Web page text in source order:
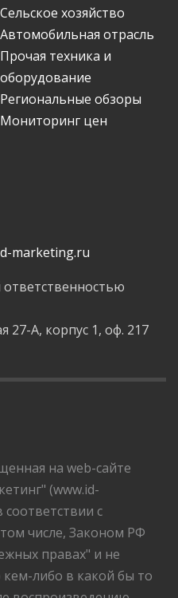
Сельское хозяйство
Автомобильная отрасль
Прочая техника и
оборудование
Региональные обзоры
Мониторинг цен
marketing.ru
27-А, корпус 1, оф. 217
на web-сайте
(www.id-
с
числе, Законом РФ
правах" и не
либо в какой бы то